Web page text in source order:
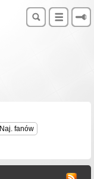
Naj. fanów